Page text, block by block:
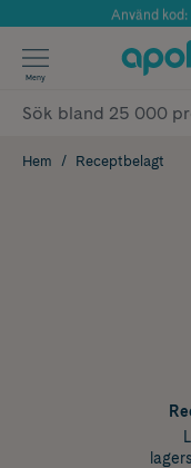
Årets
Använd
Meny
Hem Receptbelagt